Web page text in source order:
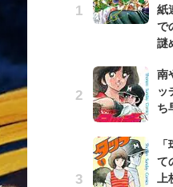
紙
で
謎
南
ッ
ち
て